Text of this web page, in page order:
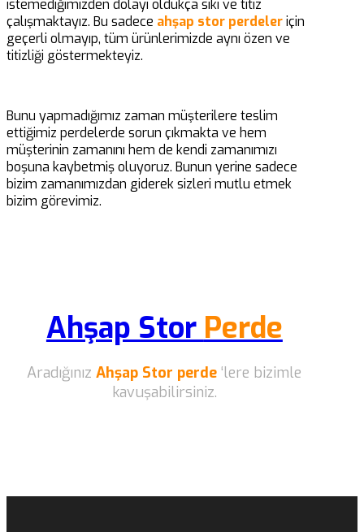
istemediğimizden dolayı oldukça sıkı ve titiz
çalışmaktayız. Bu sadece ahşap stor perdeleriçin
geçerli olmayıp, tüm ürünlerimizde aynı özen ve
titizliği göstermekteyiz.
Bunu yapmadığımız zaman müşterilere teslim
ettiğimiz perdelerde sorun çıkmakta ve hem
müşterinin zamanını hem de kendi zamanımızı
boşuna kaybetmiş oluyoruz. Bunun yerine sadece
bizim zamanımızdan giderek sizleri mutlu etmek
bizim görevimiz.
Ahşap Stor Perde
AradığınızAhşap Stor perde‘lere bizimle
kavuşabilirsiniz.